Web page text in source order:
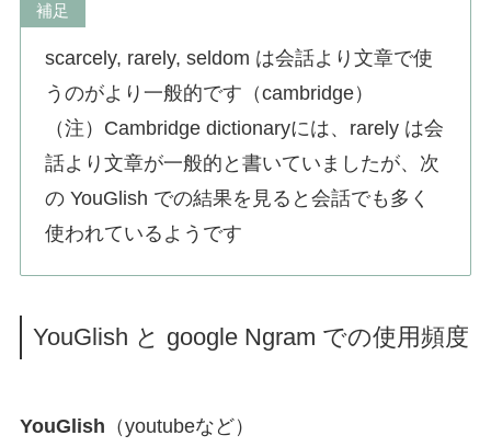
補足
scarcely, rarely, seldom は会話より文章で使
うのがより一般的です（cambridge）
（注）Cambridge dictionaryには、rarely は会
話より文章が一般的と書いていましたが、次
の YouGlish での結果を見ると会話でも多く
使われているようです
YouGlish と google Ngram での使用頻度
YouGlish （youtubeなど）